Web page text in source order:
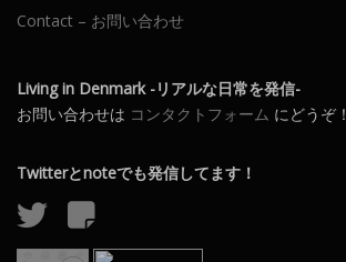
Contact – お問い合わせ
Living in Denmark -リアルな日常を発信-
お問い合わせは コンタクトフォーム にどうぞ！
Twitterとnoteでも発信してます！